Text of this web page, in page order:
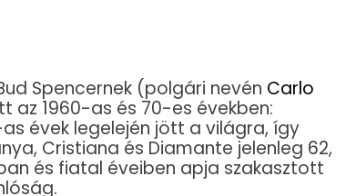
Spencernek (polgári nevén Carlo
az 1960-as és 70-es években:
évek legelején jött a világra, így
Cristiana és Diamante jelenleg 62,
és fiatal éveiben apja szakasztott